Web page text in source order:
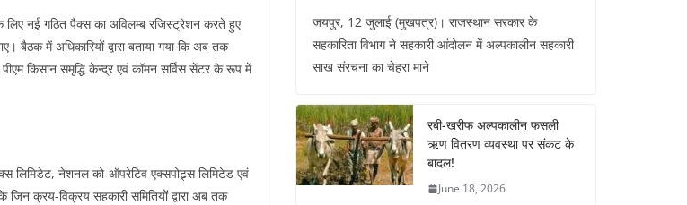
लिए नई गठित पैक्स का अविलम्ब रजिस्ट्रेशन करते हुए
बैठक में अधिकारियों द्वारा बताया गया कि अब तक
किसान समृद्धि केन्द्र एवं कॉमन सर्विस सेंटर के रूप में
लिमिडेट, नेशनल को-ऑपरेटिव एक्सपोट्र्स लिमिटेड एवं
जिन क्रय-विक्रय सहकारी समितियों द्वारा अब तक
जयपुर, 12 जुलाई (मुखपत्र)। राजस्थान सरकार के
सहकारिता विभाग ने सहकारी आंदोलन में अल्पकालीन सहकारी
साख संरचना का चेहरा माने
रबी-खरीफ अल्पकालीन फसली
ऋण वितरण व्यवस्था पर संकट के
बादल!
June 18, 2026